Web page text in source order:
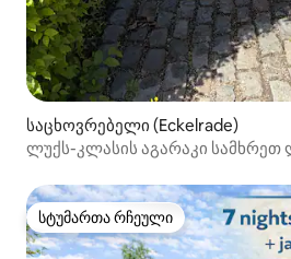
საცხოვრებელი (Eckelrade)
ლუქს-კლასის აგარაკი სამხრეთ
სტუმართა რჩეული
სტუმართა რჩეული